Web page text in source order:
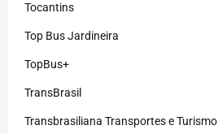
Tocantins
Top Bus Jardineira
TopBus+
TransBrasil
Transbrasiliana Transportes e Turismo